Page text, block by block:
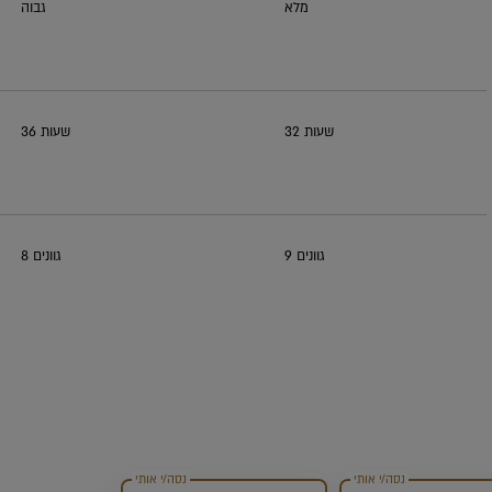
גבוה
36 שעות
8 גוונים
מלא
32 שעות
9 גוונים
נסה/י אותי נסה/י אותי